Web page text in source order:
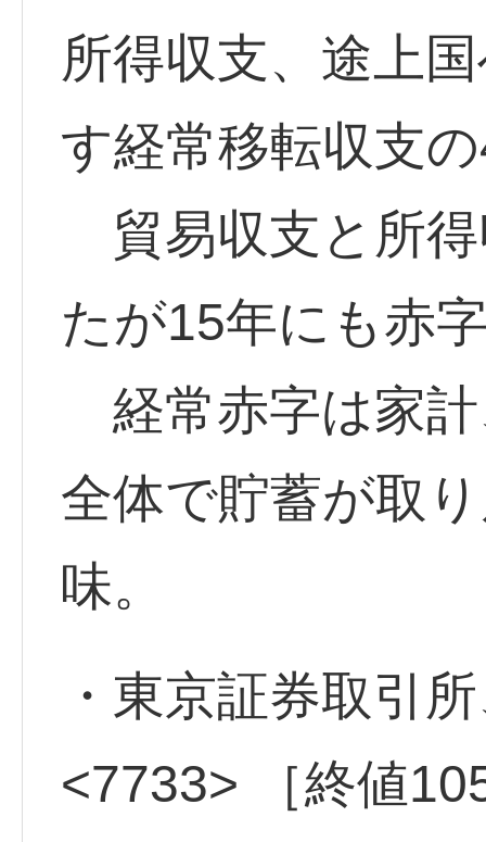
所得収支、途上
す経常移転収支
貿易収支と所
たが15年にも赤
経常赤字は家計
全体で貯蓄が取
味。
・東京証券取引
<7733> ［終値